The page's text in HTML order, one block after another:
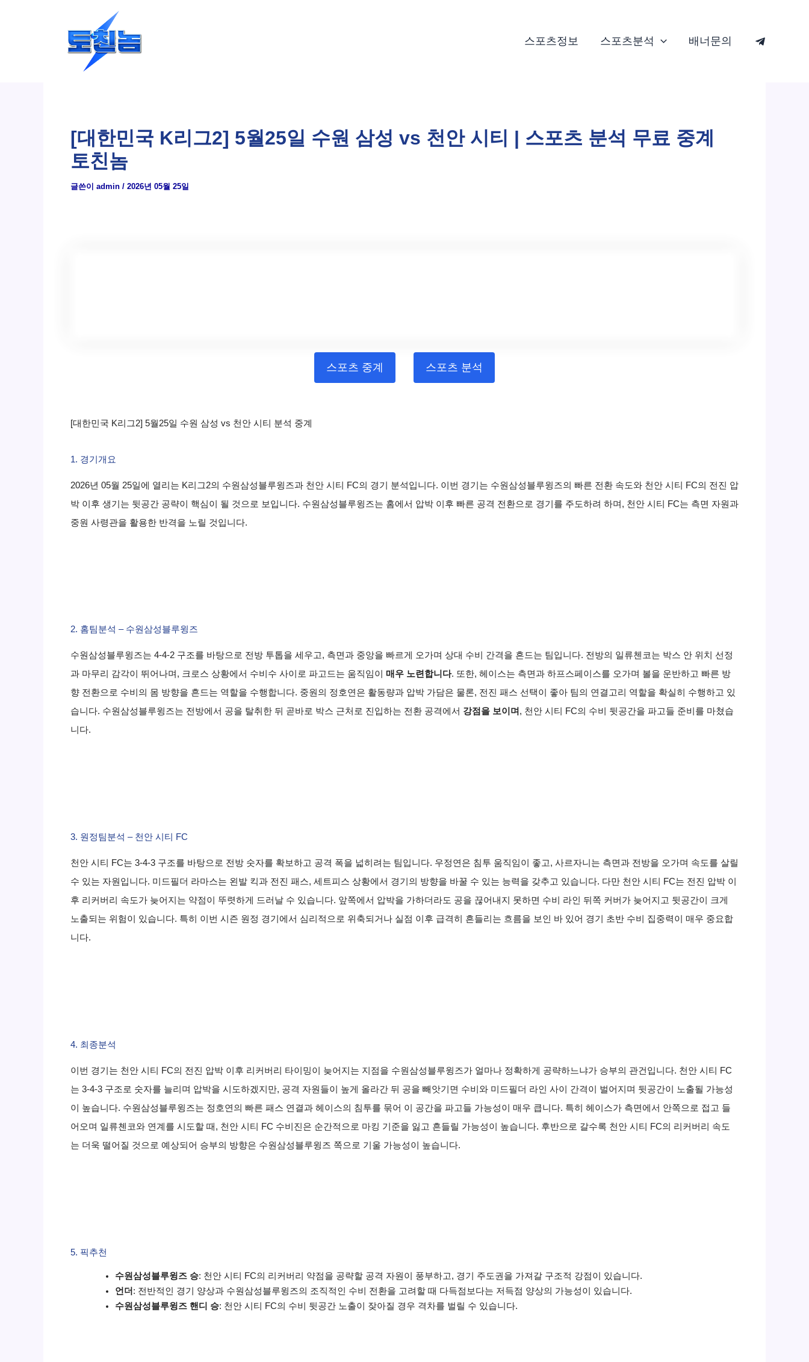
스포츠정보 스포츠분석 배너문의
[대한민국 K리그2] 5월25일 수원 삼성 vs 천안 시티 | 스포츠 분석 무료 중계
토친놈
글쓴이 admin / 2026년 05월 25일
스포츠 중계 스포츠 분석
[대한민국 K리그2] 5월25일 수원 삼성 vs 천안 시티 분석 중계
1. 경기개요
2026년 05월 25일에 열리는 K리그2의 수원삼성블루윙즈과 천안 시티 FC의 경기 분석입니다. 이번 경기는 수원삼성블루윙즈의 빠른 전환 속도와 천안 시티 FC의 전진 압
박 이후 생기는 뒷공간 공략이 핵심이 될 것으로 보입니다. 수원삼성블루윙즈는 홈에서 압박 이후 빠른 공격 전환으로 경기를 주도하려 하며, 천안 시티 FC는 측면 자원과
중원 사령관을 활용한 반격을 노릴 것입니다.
2. 홈팀분석 – 수원삼성블루윙즈
수원삼성블루윙즈는 4-4-2 구조를 바탕으로 전방 투톱을 세우고, 측면과 중앙을 빠르게 오가며 상대 수비 간격을 흔드는 팀입니다. 전방의 일류첸코는 박스 안 위치 선정
과 마무리 감각이 뛰어나며, 크로스 상황에서 수비수 사이로 파고드는 움직임이 매우 노련합니다. 또한, 헤이스는 측면과 하프스페이스를 오가며 볼을 운반하고 빠른 방
향 전환으로 수비의 몸 방향을 흔드는 역할을 수행합니다. 중원의 정호연은 활동량과 압박 가담은 물론, 전진 패스 선택이 좋아 팀의 연결고리 역할을 확실히 수행하고 있
습니다. 수원삼성블루윙즈는 전방에서 공을 탈취한 뒤 곧바로 박스 근처로 진입하는 전환 공격에서 강점을 보이며 , 천안 시티 FC의 수비 뒷공간을 파고들 준비를 마쳤습
니다.
3. 원정팀분석 – 천안 시티 FC
천안 시티 FC는 3-4-3 구조를 바탕으로 전방 숫자를 확보하고 공격 폭을 넓히려는 팀입니다. 우정연은 침투 움직임이 좋고, 사르자니는 측면과 전방을 오가며 속도를 살릴
수 있는 자원입니다. 미드필더 라마스는 왼발 킥과 전진 패스, 세트피스 상황에서 경기의 방향을 바꿀 수 있는 능력을 갖추고 있습니다. 다만 천안 시티 FC는 전진 압박 이
후 리커버리 속도가 늦어지는 약점이 뚜렷하게 드러날 수 있습니다. 앞쪽에서 압박을 가하더라도 공을 끊어내지 못하면 수비 라인 뒤쪽 커버가 늦어지고 뒷공간이 크게
노출되는 위험이 있습니다. 특히 이번 시즌 원정 경기에서 심리적으로 위축되거나 실점 이후 급격히 흔들리는 흐름을 보인 바 있어 경기 초반 수비 집중력이 매우 중요합
니다.
4. 최종분석
이번 경기는 천안 시티 FC의 전진 압박 이후 리커버리 타이밍이 늦어지는 지점을 수원삼성블루윙즈가 얼마나 정확하게 공략하느냐가 승부의 관건입니다. 천안 시티 FC
는 3-4-3 구조로 숫자를 늘리며 압박을 시도하겠지만, 공격 자원들이 높게 올라간 뒤 공을 빼앗기면 수비와 미드필더 라인 사이 간격이 벌어지며 뒷공간이 노출될 가능성
이 높습니다. 수원삼성블루윙즈는 정호연의 빠른 패스 연결과 헤이스의 침투를 묶어 이 공간을 파고들 가능성이 매우 큽니다. 특히 헤이스가 측면에서 안쪽으로 접고 들
어오며 일류첸코와 연계를 시도할 때, 천안 시티 FC 수비진은 순간적으로 마킹 기준을 잃고 흔들릴 가능성이 높습니다. 후반으로 갈수록 천안 시티 FC의 리커버리 속도
는 더욱 떨어질 것으로 예상되어 승부의 방향은 수원삼성블루윙즈 쪽으로 기울 가능성이 높습니다.
5. 픽추천
수원삼성블루윙즈 승: 천안 시티 FC의 리커버리 약점을 공략할 공격 자원이 풍부하고, 경기 주도권을 가져갈 구조적 강점이 있습니다.
언더 : 전반적인 경기 양상과 수원삼성블루윙즈의 조직적인 수비 전환을 고려할 때 다득점보다는 저득점 양상의 가능성이 있습니다.
수원삼성블루윙즈 핸디 승: 천안 시티 FC의 수비 뒷공간 노출이 잦아질 경우 격차를 벌릴 수 있습니다.